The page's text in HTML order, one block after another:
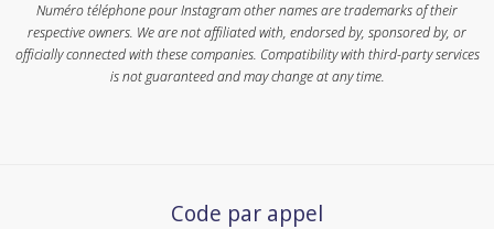
Numéro téléphone pour Instagram other names are trademarks of their
respective owners. We are not affiliated with, endorsed by, sponsored by, or
officially connected with these companies. Compatibility with third-party services
is not guaranteed and may change at any time.
Code par appel